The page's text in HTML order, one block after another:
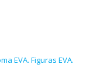
EVA. Figuras EVA.